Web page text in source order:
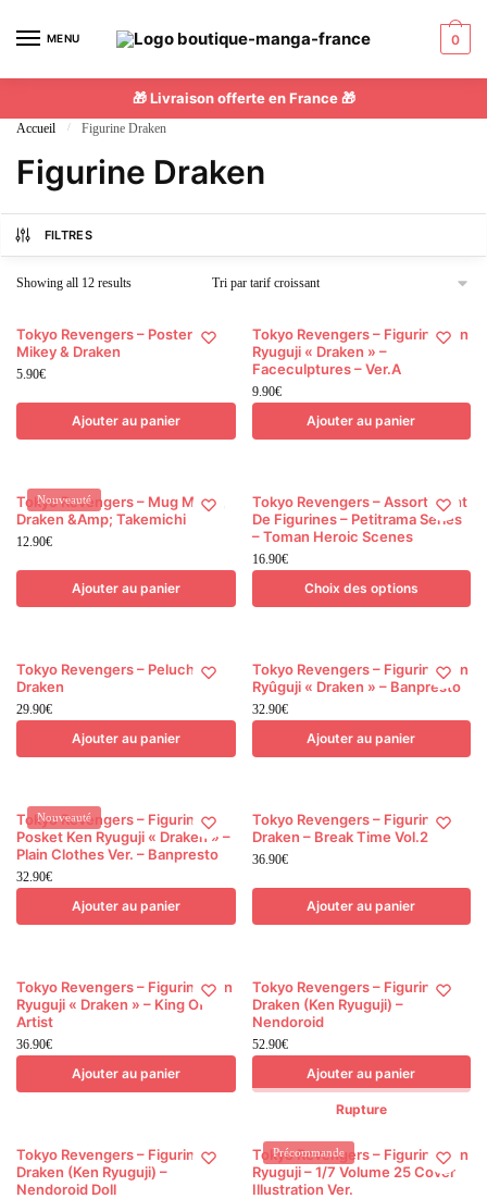
MENU 0
🎁 Livraison offerte en France 🎁
Accueil / Figurine Draken
Figurine Draken
FILTRES
Showing all 12 results
low
Tokyo Revengers – Poster
Mikey & Draken
5.90€
Ajouter au panier
Tokyo Revengers – Figurine Ken
Ryuguji « Draken » –
Faceculptures – Ver.A
9.90€
Ajouter au panier
Nouveauté
Tokyo Revengers – Mug Mikey,
Draken &Amp; Takemichi
12.90€
Ajouter au panier
Tokyo Revengers – Assortiment
De Figurines – Petitrama Series
– Toman Heroic Scenes
16.90€
Choix des options
Ce
produit
a
plusieurs
variations.
peuvent
être
sur
page
du
produit
Tokyo Revengers – Peluche
Draken
29.90€
Ajouter au panier
Tokyo Revengers – Figurine Ken
Ryûguji « Draken » – Banpresto
32.90€
Ajouter au panier
Nouveauté
Tokyo Revengers – Figurine Q
Posket Ken Ryuguji « Draken » –
Plain Clothes Ver. – Banpresto
32.90€
Ajouter au panier
Tokyo Revengers – Figurine
Draken – Break Time Vol.2
36.90€
Ajouter au panier
Tokyo Revengers – Figurine Ken
Ryuguji « Draken » – King Of
Artist
36.90€
Ajouter au panier
Tokyo Revengers – Figurine
Draken (Ken Ryuguji) –
Nendoroid
52.90€
Ajouter au panier
Tokyo Revengers – Figurine
Draken (Ken Ryuguji) –
Nendoroid Doll
Précommande
Rupture
Tokyo Revengers – Figurine Ken
Ryuguji – 1/7 Volume 25 Cover
Illustration Ver.